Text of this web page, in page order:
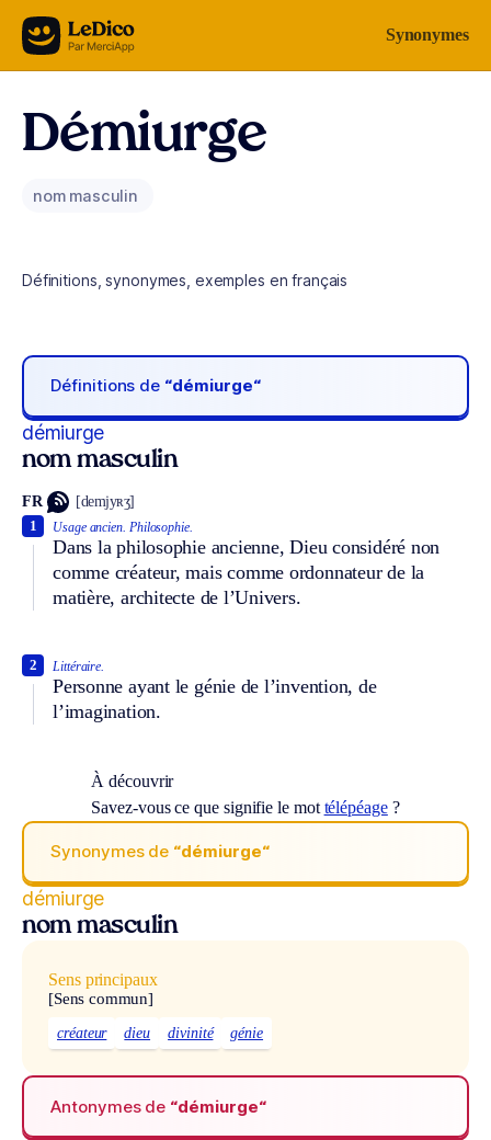
Aller au contenu Synonymes
Démiurge
nom masculin
Définitions, synonymes, exemples en français
Définitions de “démiurge“
démiurge
nom masculin
FR [demjyʀʒ]
Usage ancien. Philosophie.
Dans la philosophie ancienne, Dieu considéré non
comme créateur, mais comme ordonnateur de la
matière, architecte de l’Univers.
1
Littéraire.
Personne ayant le génie de l’invention, de
l’imagination.
2
À découvrir
Savez-vous ce que signifie le mot télépéage?
Synonymes de “démiurge“
démiurge
nom masculin
Sens principaux
[Sens commun]
créateur dieu divinité génie
Antonymes de “démiurge“